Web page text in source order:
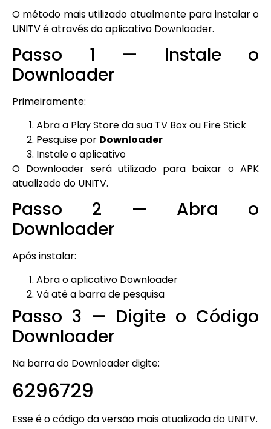
O método mais utilizado atualmente para instalar o
UNITV é através do aplicativo Downloader.
Passo 1 — Instale o
Downloader
Primeiramente:
Abra a Play Store da sua TV Box ou Fire Stick
Pesquise por Downloader
Instale o aplicativo
O Downloader será utilizado para baixar o APK
atualizado do UNITV.
Passo 2 — Abra o
Downloader
Após instalar:
Abra o aplicativo Downloader
Vá até a barra de pesquisa
Passo 3 — Digite o Código
Downloader
Na barra do Downloader digite:
6296729
Esse é o código da versão mais atualizada do UNITV.